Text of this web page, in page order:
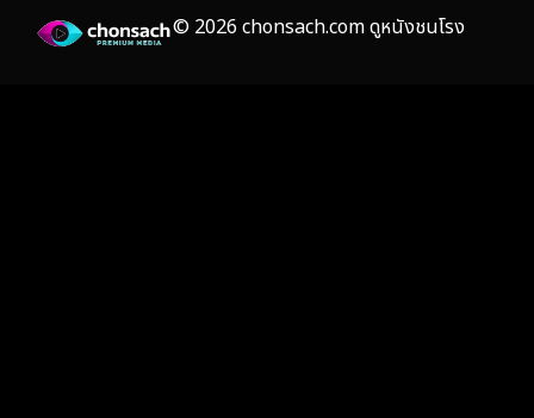
Gothic
© 2026 chonsach.com ดูหนังชนโรง